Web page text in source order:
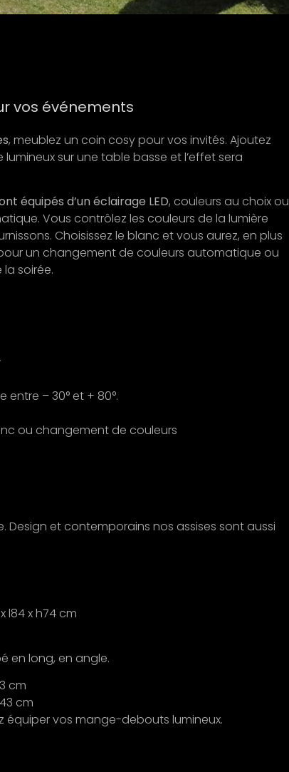
vos événements
, meublez un coin cosy pour vos invités. Ajoutez
sur une table basse et l’effet sera
équipés d’un éclairage LED, couleurs au choix ou
Vous contrôlez les couleurs de la lumière
Choisissez le blanc et vous aurez, en plus
un changement de couleurs automatique ou
soirée.
entre – 30° et + 80°.
ou changement de couleurs
Design et contemporains nos assises sont aussi
l84 x h74 cm
en long, en angle.
cm
cm
équiper vos mange-debouts lumineux.